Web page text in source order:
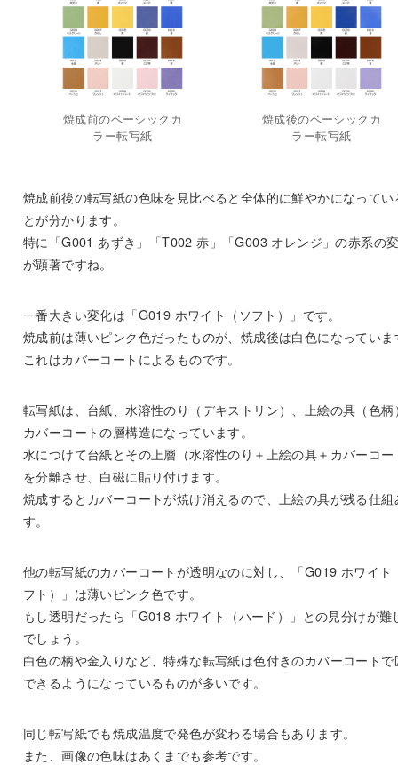
焼成前のベーシックカ
ラー転写紙
焼成後のベーシックカ
ラー転写紙
焼成前後の転写紙の色味を見比べると全体的に鮮やかになってい
とが分かります。
特に「G001 あずき」「T002 赤」「G003 オレンジ」の赤系の
が顕著ですね。
一番大きい変化は「G019 ホワイト（ソフト）」です。
焼成前は薄いピンク色だったものが、焼成後は白色になっていま
これはカバーコートによるものです。
転写紙は、台紙、水溶性のり（デキストリン）、上絵の具（色柄
カバーコートの層構造になっています。
水につけて台紙とその上層（水溶性のり＋上絵の具＋カバーコー
を分離させ、白磁に貼り付けます。
焼成するとカバーコートが焼け消えるので、上絵の具が残る仕組
す。
他の転写紙のカバーコートが透明なのに対し、「G019 ホワイト
フト）」は薄いピンク色です。
もし透明だったら「G018 ホワイト（ハード）」との見分けが難
でしょう。
白色の柄や金入りなど、特殊な転写紙は色付きのカバーコートで
できるようになっているものが多いです。
同じ転写紙でも焼成温度で発色が変わる場合もあります。
また、画像の色味はあくまでも参考です。